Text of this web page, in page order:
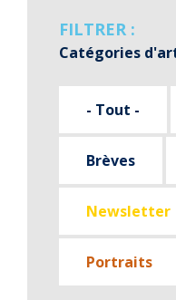
FILTRER :
Catégories
- Tout -
Brèves
Newsletter
Portraits